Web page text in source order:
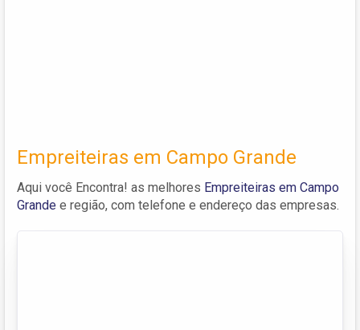
Empreiteiras em Campo Grande
Aqui você Encontra! as melhores Empreiteiras em Campo
Grande e região, com telefone e endereço das empresas.